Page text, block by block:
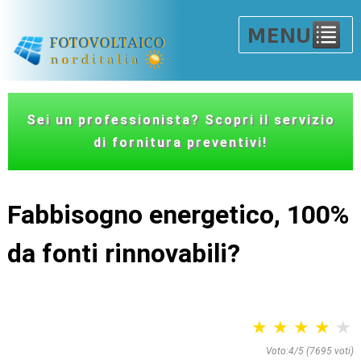
Sei un professionista? Scopri il servizio
di fornitura preventivi!
Fabbisogno energetico, 100%
da fonti rinnovabili?
Voto:4/5 (7695 voti)